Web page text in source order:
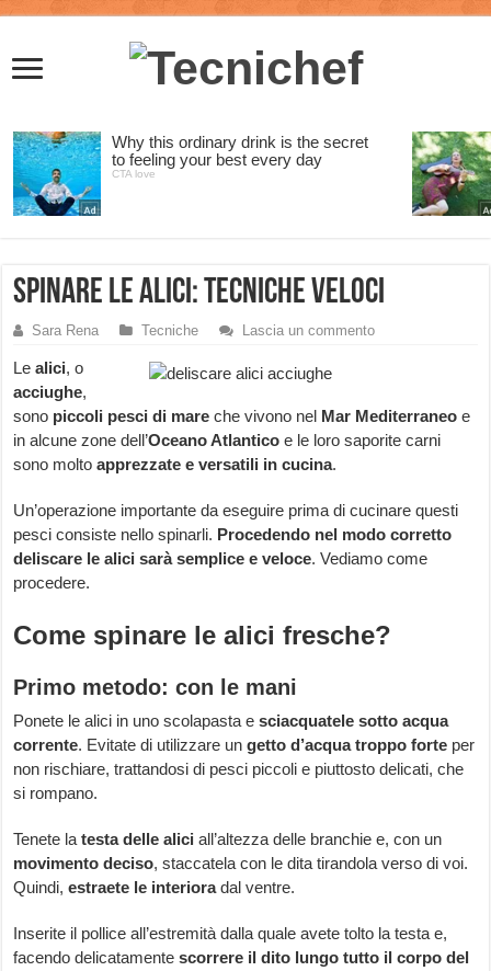
Spinare le alici: tecniche veloci
Sara Rena Tecniche Lascia un commento
Lealici, o
acciughe,
sono piccoli pesci di mare che vivono nel Mar Mediterraneo e
in alcune zone dell’Oceano Atlantico e le loro saporite carni
sono moltoapprezzate e versatili in cucina.
Un’operazione importante da eseguire prima di cucinare questi
pesci consiste nello spinarli. Procedendo nel modo corretto
deliscare le alici sarà semplice e veloce. Vediamo come
procedere.
Come spinare le alici fresche?
Primo metodo: con le mani
Ponete le alici in uno scolapasta esciacquatele sotto acqua
corrente. Evitate di utilizzare un getto d’acqua troppo forte per
non rischiare, trattandosi di pesci piccoli e piuttosto delicati, che
si rompano.
Tenete latesta delle alici all’altezza delle branchie e, con un
movimento deciso, staccatela con le dita tirandola verso di voi.
Quindi,estraete le interioradal ventre.
Inserite il pollice all’estremità dalla quale avete tolto la testa e,
facendo delicatamentescorrere il dito lungo tutto il corpo del